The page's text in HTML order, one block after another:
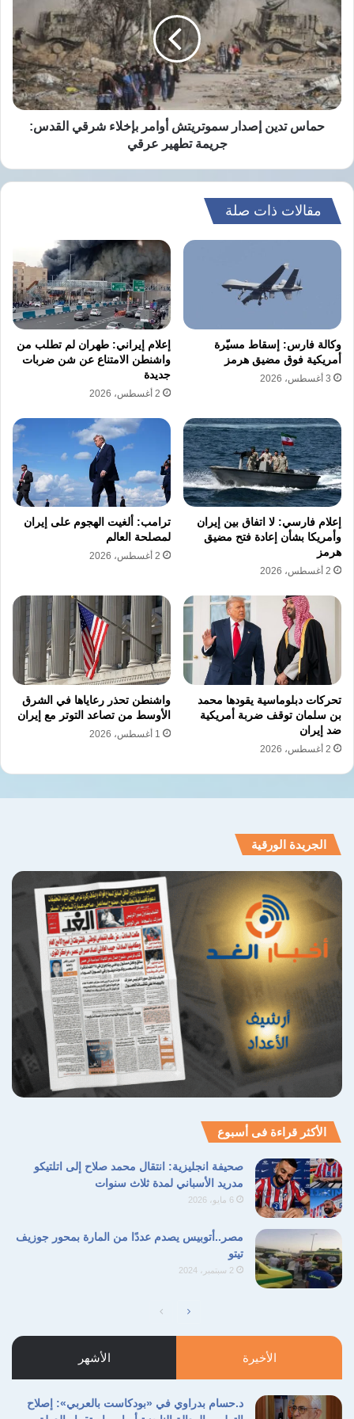
احتمال أن يؤدي الحلف دورا رئيسيا في مضيق
هرمز بسبب انقسامات داخلية.
نسخ الرابط
إصدار
سموتريتش
أوامر
بإخلاء
شرقي
القدس:
جريمة
تطهيرحماس تدين إصدار سموتريتش أوامر بإخلاء شرقي القدس:
جريمة تطهير عرقي
مقالات ذات صلة
وكالة فارس: إسقاط مسيّرة
أمريكية فوق مضيق هرمز
3 أغسطس، 2026
إعلام إيراني: طهران لم تطلب من
واشنطن الامتناع عن شن ضربات
جديدة
2 أغسطس، 2026
إعلام فارسي: لا اتفاق بين إيران
وأمريكا بشأن إعادة فتح مضيق
هرمز
2 أغسطس، 2026
ترامب: ألغيت الهجوم على إيران
لمصلحة العالم
2 أغسطس، 2026
تحركات دبلوماسية يقودها محمد
بن سلمان توقف ضربة أمريكية
ضد إيران
2 أغسطس، 2026
واشنطن تحذر رعاياها في الشرق
الأوسط من تصاعد التوتر مع إيران
1 أغسطس، 2026
الجريدة الورقية
الأكثر قراءة فى أسبوع
صحيفة انجليزية: انتقال محمد صلاح إلى اتلتيكو
مدريد الأسباني لمدة ثلاث سنوات
6 مايو، 2026
مصر..أتوبيس يصدم عددًا من المارة بمحور جوزيف
تيتو
2 سبتمبر، 2024
الصفحةالصفحة
الأخيرة الأشهر
د.حسام بدراوي في «بودكاست بالعربي»: إصلاح